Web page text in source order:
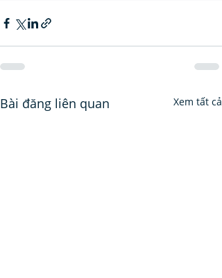
Bài đăng liên quan Xem tất cả